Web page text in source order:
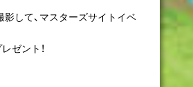
して、マスターズサイトイベ
ゼント！